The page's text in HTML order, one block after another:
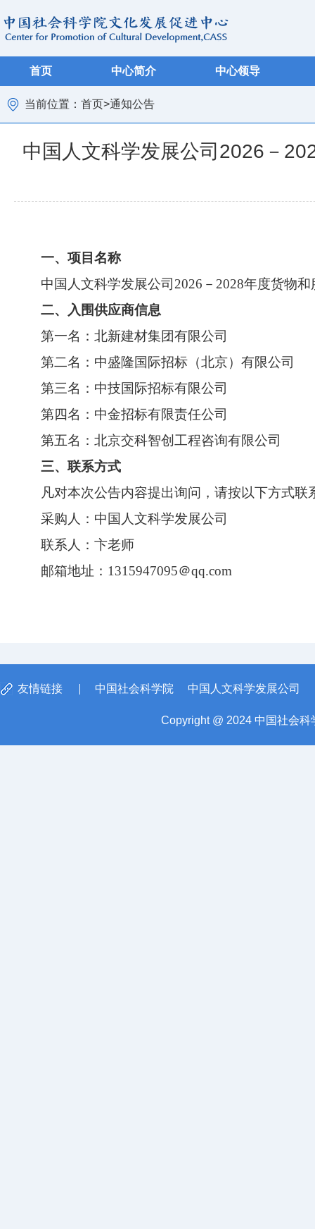
首页 中心简介 中心领导
当前位置： 首页>通知公告
中国人文科学发展公司2026－
一、项目名称
中国人文科学发展公司2026－2028年度货物
二、入围供应商信息
第一名：北新建材集团有限公司
第二名：中盛隆国际招标（北京）有限公司
第三名：中技国际招标有限公司
第四名：中金招标有限责任公司
第五名：北京交科智创工程咨询有限公司
三、联系方式
凡对本次公告内容提出询问，请按以下方式联
采购人：中国人文科学发展公司
联系人：卞老师
邮箱地址：1315947095＠qq.com
友情链接 中国社会科学院 中国人文科学发展公司
Copyright @ 2024 中国社会